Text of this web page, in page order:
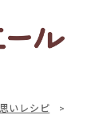
いレシピ